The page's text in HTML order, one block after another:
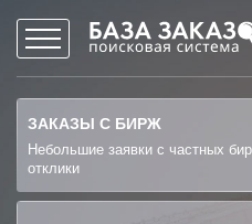
ЗАКАЗЫ С БИРЖ
Небольшие заявки с частных
отклики